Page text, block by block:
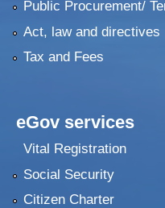
Public Procurement/
Act, law and directives
Tax and Fees
eGov services
Vital Registration
Social Security
Citizen Charter